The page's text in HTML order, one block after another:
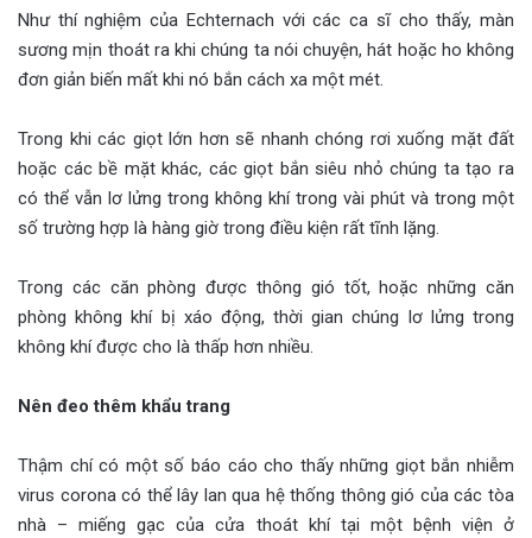
Như thí nghiệm của Echternach với các ca sĩ cho thấy, màn
sương mịn thoát ra khi chúng ta nói chuyện, hát hoặc ho không
đơn giản biến mất khi nó bắn cách xa một mét.
Trong khi các giọt lớn hơn sẽ nhanh chóng rơi xuống mặt đất
hoặc các bề mặt khác, các giọt bắn siêu nhỏ chúng ta tạo ra
có thể vẫn lơ lửng trong không khí trong vài phút và trong một
số trường hợp là hàng giờ trong điều kiện rất tĩnh lặng.
Trong các căn phòng được thông gió tốt, hoặc những căn
phòng không khí bị xáo động, thời gian chúng lơ lửng trong
không khí được cho là thấp hơn nhiều.
Nên đeo thêm khẩu trang
Thậm chí có một số báo cáo cho thấy những giọt bắn nhiễm
virus corona có thể lây lan qua hệ thống thông gió của các tòa
nhà – miếng gạc của cửa thoát khí tại một bệnh viện ở